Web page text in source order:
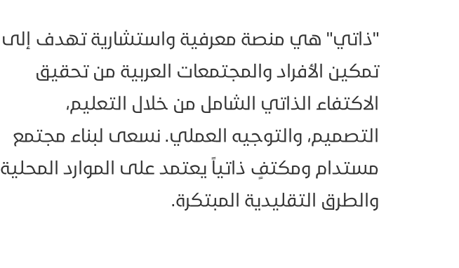
"ذاتي" هي منصة معرفية واستشارية تهدف إلى
تمكين الأفراد والمجتمعات العربية من تحقيق
الاكتفاء الذاتي الشامل من خلال التعليم،
التصميم، والتوجيه العملي. نسعى لبناء مجتمع
مستدام ومكتفٍ ذاتياً يعتمد على الموارد المحلية
والطرق التقليدية المبتكرة.